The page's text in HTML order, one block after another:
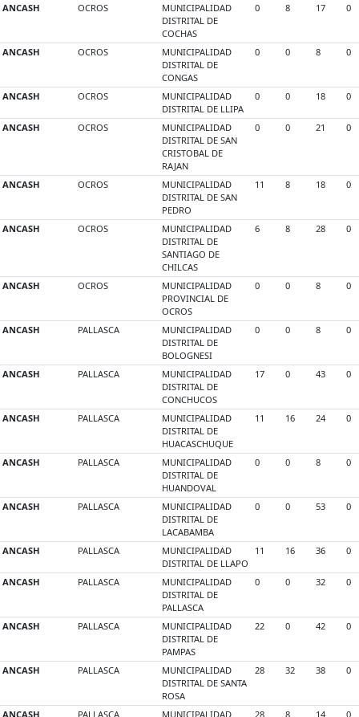
ANCASH OCROS
MUNICIPALIDAD
DISTRITAL DE
COCHAS
0 8 17 0
ANCASH OCROS
MUNICIPALIDAD
DISTRITAL DE
CONGAS
0 0 8 0
ANCASH OCROS
MUNICIPALIDAD
DISTRITAL DE LLIPA
0 0 18 0
ANCASH OCROS
MUNICIPALIDAD
DISTRITAL DE SAN
CRISTOBAL DE
RAJAN
0 0 21 0
ANCASH OCROS
MUNICIPALIDAD
DISTRITAL DE SAN
PEDRO
11 8 18 0
ANCASH OCROS
MUNICIPALIDAD
DISTRITAL DE
SANTIAGO DE
CHILCAS
6 8 28 0
ANCASH OCROS
MUNICIPALIDAD
PROVINCIAL DE
OCROS
0 0 8 0
ANCASH PALLASCA
MUNICIPALIDAD
DISTRITAL DE
BOLOGNESI
0 0 8 0
ANCASH PALLASCA
MUNICIPALIDAD
DISTRITAL DE
CONCHUCOS
17 0 43 0
ANCASH PALLASCA
MUNICIPALIDAD
DISTRITAL DE
HUACASCHUQUE
11 16 24 0
ANCASH PALLASCA
MUNICIPALIDAD
DISTRITAL DE
HUANDOVAL
0 0 8 0
ANCASH PALLASCA
MUNICIPALIDAD
DISTRITAL DE
LACABAMBA
0 0 53 0
ANCASH PALLASCA
MUNICIPALIDAD
DISTRITAL DE LLAPO
11 16 36 0
ANCASH PALLASCA
MUNICIPALIDAD
DISTRITAL DE
PALLASCA
0 0 32 0
ANCASH PALLASCA
MUNICIPALIDAD
DISTRITAL DE
PAMPAS
22 0 42 0
ANCASH PALLASCA
MUNICIPALIDAD
DISTRITAL DE SANTA
ROSA
28 32 38 0
ANCASH PALLASCA
MUNICIPALIDAD
28 8 14 0